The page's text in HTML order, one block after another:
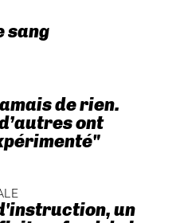
sang
de rien.
ont
un